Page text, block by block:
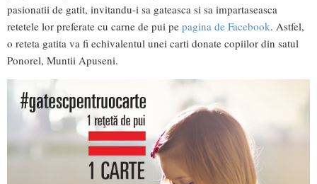
pasionatii de gatit, invitandu-i sa gateasca si sa impartaseasca
retetele lor preferate cu carne de pui pe pagina de Facebook. Astfel,
o reteta gatita va fi echivalentul unei carti donate copiilor din satul
Ponorel, Muntii Apuseni.